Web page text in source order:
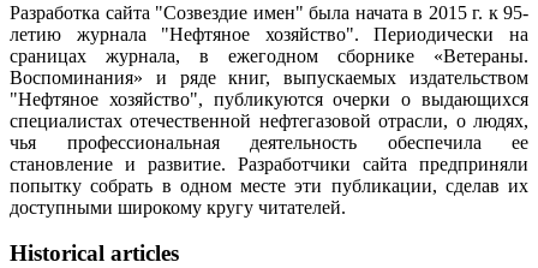
Разработка сайта "Созвездие имен" была начата в 2015 г. к 95-
летию журнала "Нефтяное хозяйство". Периодически на
сраницах журнала, в ежегодном сборнике «Ветераны.
Воспоминания» и ряде книг, выпускаемых издательством
"Нефтяное хозяйство", публикуются очерки о выдающихся
специалистах отечественной нефтегазовой отрасли, о людях,
чья профессиональная деятельность обеспечила ее
становление и развитие. Разработчики сайта предприняли
попытку собрать в одном месте эти публикации, сделав их
доступными широкому кругу читателей.
Historical articles